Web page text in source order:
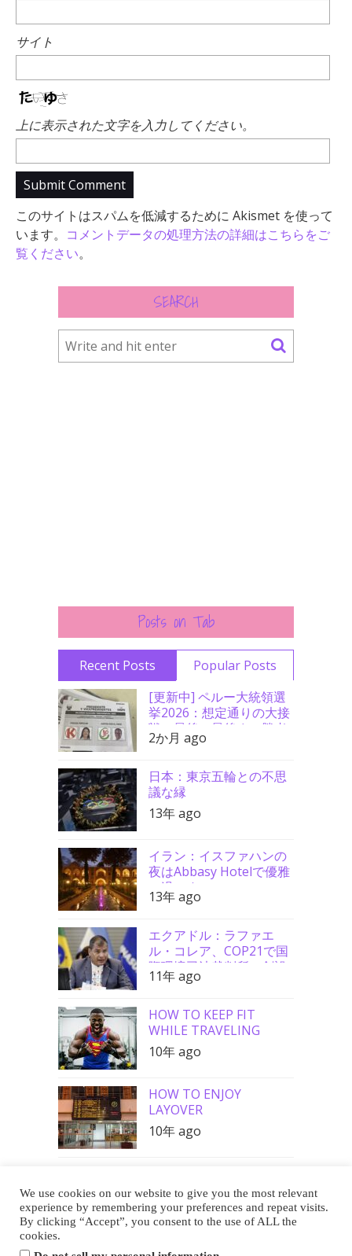
サイト
上に表示された文字を入力してください。
このサイトはスパムを低減するために Akismet を使って
います。 コメントデータの処理方法の詳細はこちらをご
覧ください。
SEARCH
Posts on Tab
Recent Posts
Popular Posts
[更新中] ペルー大統領選
挙2026：想定通りの大接
戦、最後の最後まで勝者
分からず
2か月 ago
日本：東京五輪との不思
議な縁
13年 ago
イラン：イスファハンの
夜はAbbasy Hotelで優雅
に過ごす
13年 ago
エクアドル：ラファエ
ル・コレア、COP21で国
際環境司法裁判所の創設
を要請
11年 ago
HOW TO KEEP FIT
WHILE TRAVELING
10年 ago
HOW TO ENJOY
LAYOVER
10年 ago
Buy Me a Coffee
We use cookies on our website to give you the most relevant
experience by remembering your preferences and repeat visits.
By clicking “Accept”, you consent to the use of ALL the
cookies.